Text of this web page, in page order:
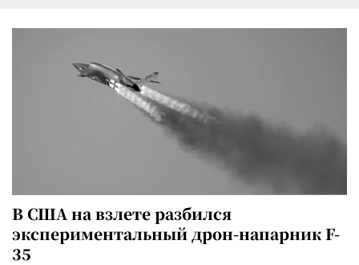
В США на взлете разбился
экспериментальный дрон-напарник F-
35